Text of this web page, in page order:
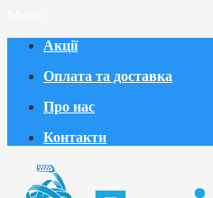
Акції
Оплата та доставка
Про нас
Контакти